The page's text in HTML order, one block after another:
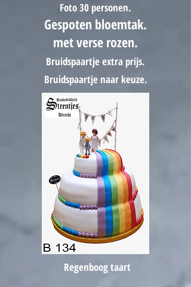
Foto 30 personen.
Gespoten bloemtak.
met verse rozen.
Bruidspaartje extra prijs.
Bruidspaartje naar keuze.
Regenboog taart